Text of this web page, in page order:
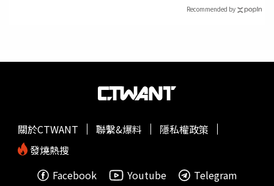
Recommended by
關於CTWANT 聯繫&爆料
隱私權政策
發燒熱搜
Facebook
Youtube Telegram